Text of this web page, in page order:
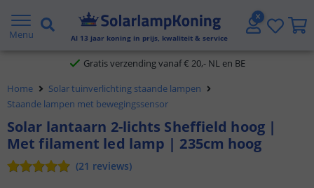
Menu Al 13 jaar koning in prijs, kwaliteit & service
Gratis verzending vanaf € 20,- NL en BE
Klantbeoordeling 9.1
Voor 23:45 uur besteld,
Home
Solar tuinverlichting staande lampen
Staande lampen met bewegingssensor
Solar lantaarn 2-lichts Sheffield hoog |
Met filament led lamp | 235cm hoog
(21 reviews)